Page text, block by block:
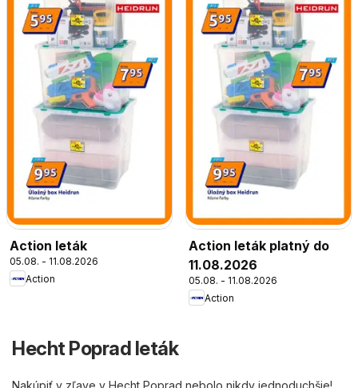
Action leták
05.08. - 11.08.2026
Action
Action leták platný do
11.08.2026
05.08. - 11.08.2026
Action
Hecht Poprad leták